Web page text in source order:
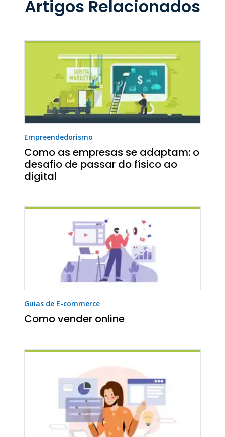
Artigos Relacionados
Empreendedorismo
Como as empresas se adaptam: o
desafio de passar do físico ao
digital
Guias de E-commerce
Como vender online